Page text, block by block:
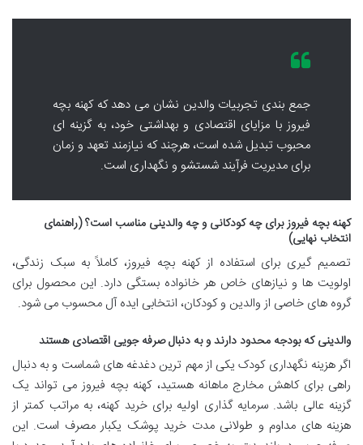
جمع بندی تجربیات والدین نشان می دهد که کهنه بچه
فیروز با مزایای اقتصادی و بهداشتی خود، به گزینه ای
محبوب تبدیل شده است، هرچند که نیازمند تعهد و زمان
برای مدیریت فرآیند شستشو و نگهداری است.
کهنه بچه فیروز برای چه کودکانی و چه والدینی مناسب است؟ (راهنمای
انتخاب نهایی)
تصمیم گیری برای استفاده از کهنه بچه فیروز، کاملاً به سبک زندگی،
اولویت ها و نیازهای خاص هر خانواده بستگی دارد. این محصول برای
گروه های خاصی از والدین و کودکان، انتخابی ایده آل محسوب می شود.
والدینی که بودجه محدود دارند و به دنبال صرفه جویی اقتصادی هستند
اگر هزینه نگهداری کودک یکی از مهم ترین دغدغه های شماست و به دنبال
راهی برای کاهش مخارج ماهانه هستید، کهنه بچه فیروز می تواند یک
گزینه عالی باشد. سرمایه گذاری اولیه برای خرید کهنه، به مراتب کمتر از
هزینه های مداوم و طولانی مدت خرید پوشک یکبار مصرف است. این